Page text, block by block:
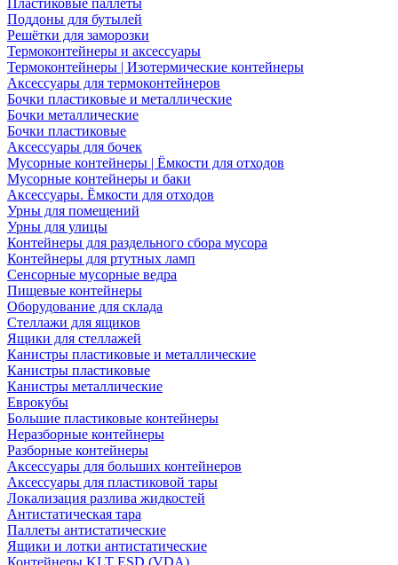
Пластиковые паллеты
Поддоны для бутылей
Решётки для заморозки
Термоконтейнеры и аксессуары
Термоконтейнеры | Изотермические контейнеры
Аксессуары для термоконтейнеров
Бочки пластиковые и металлические
Бочки металлические
Бочки пластиковые
Аксессуары для бочек
Мусорные контейнеры | Ёмкости для отходов
Мусорные контейнеры и баки
Аксессуары. Ёмкости для отходов
Урны для помещений
Урны для улицы
Контейнеры для раздельного сбора мусора
Контейнеры для ртутных ламп
Сенсорные мусорные ведра
Пищевые контейнеры
Оборудование для склада
Стеллажи для ящиков
Ящики для стеллажей
Канистры пластиковые и металлические
Канистры пластиковые
Канистры металлические
Еврокубы
Большие пластиковые контейнеры
Неразборные контейнеры
Разборные контейнеры
Аксессуары для больших контейнеров
Аксессуары для пластиковой тары
Локализация разлива жидкостей
Антистатическая тара
Паллеты антистатические
Ящики и лотки антистатические
Контейнеры KLT ESD (VDA)